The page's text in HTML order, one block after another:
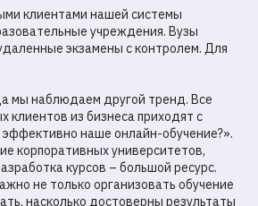
клиентами нашей системы
учреждения. Вузы
экзамены с контролем. Для
мы наблюдаем другой тренд. Все
клиентов из бизнеса приходят с
эффективно наше онлайн-обучение?».
корпоративных университетов,
курсов – большой ресурс.
не только организовать обучение
насколько достоверны результаты
бот